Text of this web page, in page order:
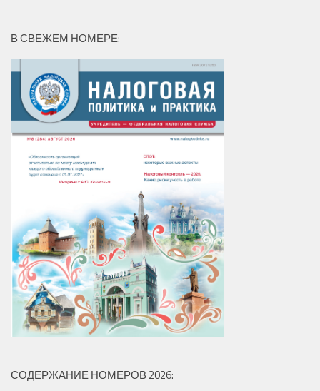
В СВЕЖЕМ НОМЕРЕ:
СОДЕРЖАНИЕ НОМЕРОВ 2026: